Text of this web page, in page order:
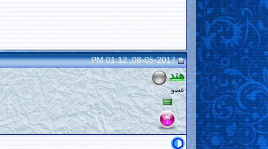
08-05-2017, 01:12 PM
هند
عضو